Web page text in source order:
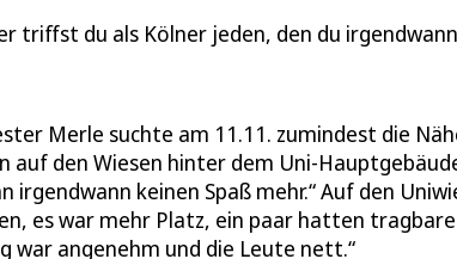
triffst du als Kölner jeden, den du
Merle suchte am 11.11. zumindest die
auf den Wiesen hinter dem Uni-
irgendwann keinen Spaß mehr.“ Auf den
es war mehr Platz, ein paar hatten
war angenehm und die Leute nett.“